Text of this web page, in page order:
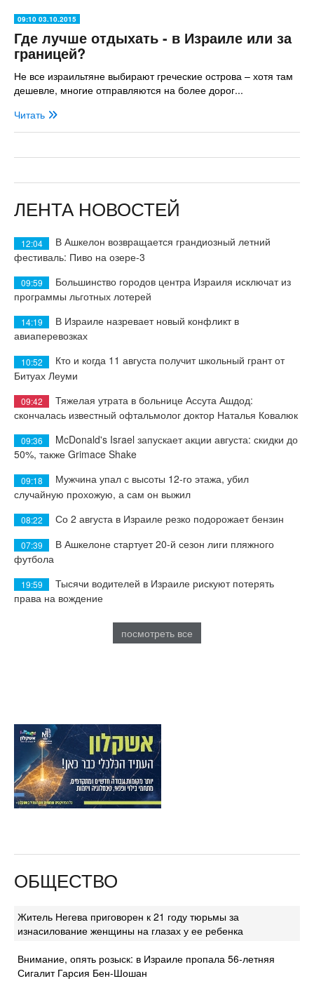
09:10 03.10.2015
Где лучше отдыхать - в Израиле или за
границей?
Не все израильтяне выбирают греческие острова – хотя там
дешевле, многие отправляются на более дорог...
Читать
ЛЕНТА НОВОСТЕЙ
12:04
В Ашкелон возвращается грандиозный летний
фестиваль: Пиво на озере-3
09:59
Большинство городов центра Израиля исключат из
программы льготных лотерей
14:19
В Израиле назревает новый конфликт в
авиаперевозках
10:52
Кто и когда 11 августа получит школьный грант от
Битуах Леуми
09:42
Тяжелая утрата в больнице Ассута Ашдод:
скончалась известный офтальмолог доктор Наталья Ковалюк
09:36
McDonald's Israel запускает акции августа: скидки до
50%, также Grimace Shake
09:18
Мужчина упал с высоты 12-го этажа, убил
случайную прохожую, а сам он выжил
08:22 Со 2 августа в Израиле резко подорожает бензин
07:39
В Ашкелоне стартует 20-й сезон лиги пляжного
футбола
19:59
Тысячи водителей в Израиле рискуют потерять
права на вождение
посмотреть все
ОБЩЕСТВО
Житель Негева приговорен к 21 году тюрьмы за
изнасилование женщины на глазах у ее ребенка
Внимание, опять розыск: в Израиле пропала 56-летняя
Сигалит Гарсия Бен-Шошан